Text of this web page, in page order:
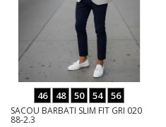
46 48 50 54 56
SACOU BARBATI SLIM FIT GRI 020
88-2.3